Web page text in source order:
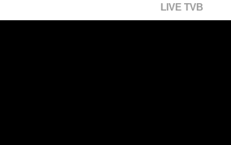
LIVE TVB